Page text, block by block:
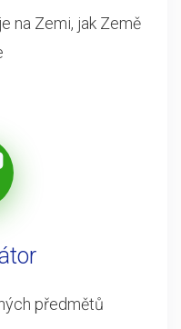
na Zemi, jak Země
předmětů